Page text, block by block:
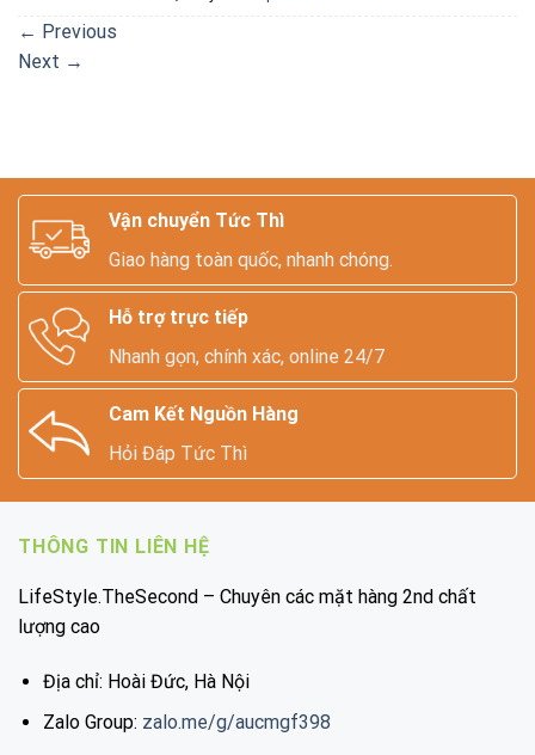
← Previous
Next →
Vận chuyển Tức Thì
Giao hàng toàn quốc, nhanh chóng.
Hỗ trợ trực tiếp
Nhanh gọn, chính xác, online 24/7
Cam Kết Nguồn Hàng
Hỏi Đáp Tức Thì
THÔNG TIN LIÊN HỆ
LifeStyle.TheSecond – Chuyên các mặt hàng 2nd chất
lượng cao
Địa chỉ: Hoài Đức, Hà Nội
Zalo Group: zalo.me/g/aucmgf398